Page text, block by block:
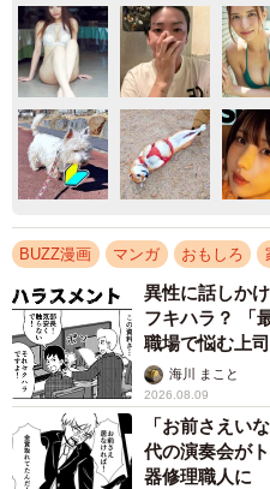
BUZZ漫画 マンガ おもしろ
異性に話しか
フキハラ？ 「
職場で悩む上司
海川 まこと
2026.08.09
「お前さえい
代の演奏会が
器修理職人に